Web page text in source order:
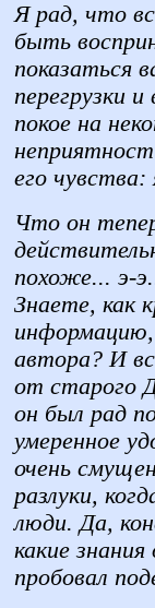
Я рад, что
быть
показаться
перегрузки
покое на
его чувства:
Что он
похоже... э-
Знаете, как
информацию,
автора? И
от старого
он был рад
умеренное
очень
разлуки,
люди. Да,
какие
пробовал